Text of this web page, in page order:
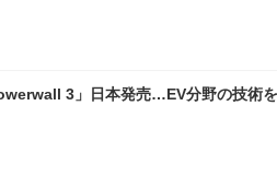
3」日本発売…EV分野の技術